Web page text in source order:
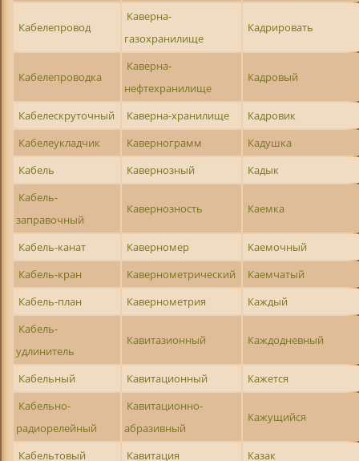
Кабелепровод
Каверна-
газохранилище
Кадрировать
Кабелепроводка
Каверна-
нефтехранилище
Кадровый
Кабелескруточный Каверна-хранилище
Кадровик
Кабелеукладчик
Кавернограмм
Кадушка
Кабель
Кавернозный
Кадык
Кабель-
заправочный
Кавернозность Каемка
Кабель-канат Каверномер
Каемочный
Кабель-кран
Кавернометрический
Каемчатый
Кабель-план
Кавернометрия
Каждый
Кабель-
удлинитель
Кавитазионный Каждодневный
Кабельный Кавитационный
Кажется
Кабельно-
радиорелейный
Кавитационно-
абразивный
Кажущийся
Кабельтовый Кавитация
Казак